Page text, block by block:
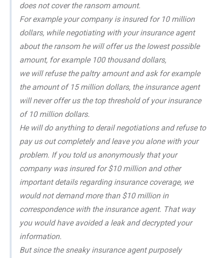
does not cover the ransom amount.
For example your company is insured for 10 million
dollars, while negotiating with your insurance agent
about the ransom he will offer us the lowest possible
amount, for example 100 thousand dollars,
we will refuse the paltry amount and ask for example
the amount of 15 million dollars, the insurance agent
will never offer us the top threshold of your insurance
of 10 million dollars.
He will do anything to derail negotiations and refuse to
pay us out completely and leave you alone with your
problem. If you told us anonymously that your
company was insured for $10 million and other
important details regarding insurance coverage, we
would not demand more than $10 million in
correspondence with the insurance agent. That way
you would have avoided a leak and decrypted your
information.
But since the sneaky insurance agent purposely